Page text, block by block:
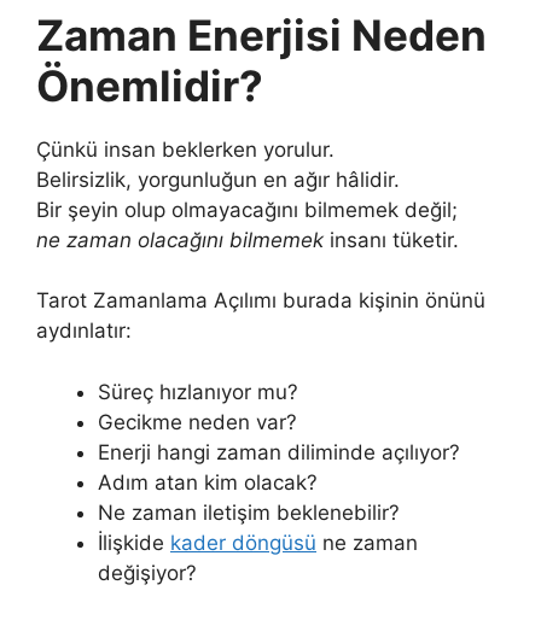
Zaman Enerjisi Neden
Önemlidir?
Çünkü insan beklerken yorulur.
Belirsizlik, yorgunluğun en ağır hâlidir.
Bir şeyin olup olmayacağını bilmemek değil;
ne zaman olacağını bilmemek insanı tüketir.
Tarot Zamanlama Açılımı burada kişinin önünü
aydınlatır:
Süreç hızlanıyor mu?
Gecikme neden var?
Enerji hangi zaman diliminde açılıyor?
Adım atan kim olacak?
Ne zaman iletişim beklenebilir?
İlişkide kader döngüsü ne zaman
değişiyor?